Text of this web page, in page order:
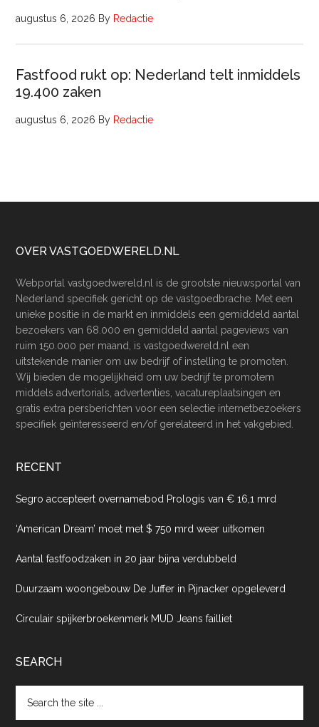
augustus 6, 2026 By Redactie
Fastfood rukt op: Nederland telt inmiddels
19.400 zaken
augustus 6, 2026 By Redactie
Footer
OVER VASTGOEDWERELD.NL
Webportal vastgoedwereld.nl is de grootste nieuwsportal van
Nederland specifiek gericht op de vastgoedbrache. Met een
unieke positie in de markt en inmiddels een gemiddeld aantal
bezoekers van 68.000 en gemiddeld aantal pageviews van
ruim 150.000 per maand, is vastgoedwereld.nl een
uitstekende manier om uw bedrijf of instelling te promoten.
Wij bieden de mogelijkheid om uw bedrijf te promotem
middels advertorials, advertenties, vacatureplaatsingen en
gratis extra persberichten voor een selectie internetbezoekers
specifiek geïnteresseerd en/of gerelateerd in het vakgebied.
RECENT
Segro accepteert overnamebod Prologis van € 16,1 mrd
‘American Dream’ moet met $ 750 mrd weer uitkomen
Aantal fastfoodzaken in 20 jaar bijna verdubbeld
Duurzaam woongebouw De Juffer in Pijnacker opgeleverd
Circulair spijkerbroekenmerk MUD Jeans failliet
SEARCH
the